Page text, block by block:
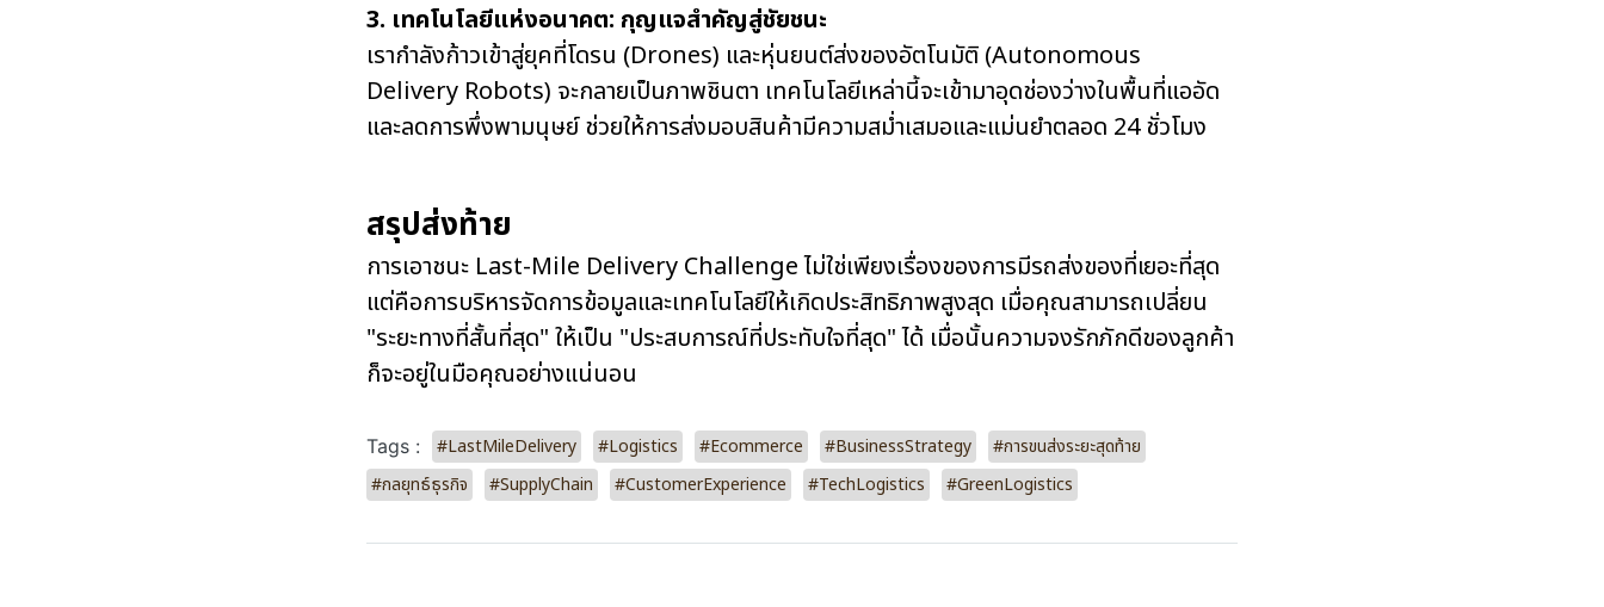
3. เทคโนโลยีแห่งอนาคต: กุญแจสำคัญสู่ชัยชนะ
เรากำลังก้าวเข้าสู่ยุคที่โดรน (Drones) และหุ่นยนต์ส่งของอัตโนมัติ (Autonomous
Delivery Robots) จะกลายเป็นภาพชินตา เทคโนโลยีเหล่านี้จะเข้ามาอุดช่องว่างในพื้นที่แออัด
และลดการพึ่งพามนุษย์ ช่วยให้การส่งมอบสินค้ามีความสม่ำเสมอและแม่นยำตลอด 24 ชั่วโมง
สรุปส่งท้าย
การเอาชนะ Last-Mile Delivery Challenge ไม่ใช่เพียงเรื่องของการมีรถส่งของที่เยอะที่สุด
แต่คือการบริหารจัดการข้อมูลและเทคโนโลยีให้เกิดประสิทธิภาพสูงสุด เมื่อคุณสามารถเปลี่ยน
"ระยะทางที่สั้นที่สุด" ให้เป็น "ประสบการณ์ที่ประทับใจที่สุด" ได้ เมื่อนั้นความจงรักภักดีของลูกค้า
ก็จะอยู่ในมือคุณอย่างแน่นอน
Tags : #LastMileDelivery #Logistics #Ecommerce #BusinessStrategy
#การขนส่งระยะสุดท้าย
#กลยุทธ์ธุรกิจ
#SupplyChain #CustomerExperience #TechLogistics #GreenLogistics